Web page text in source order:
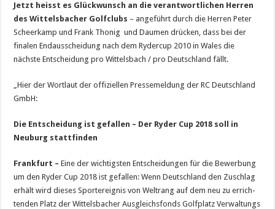
Jetzt heisst es Glückwunsch an die verantwortlichen Herren
des Wittelsbacher Golfclubs – angeführt durch die Herren Peter
Scheerkamp und Frank Thonig und Daumen drücken, dass bei der
finalen Endausscheidung nach dem Rydercup 2010 in Wales die
nächste Entscheidung pro Wittelsbach / pro Deutschland fällt.
„Hier der Wortlaut der offiziellen Pressemeldung der RC Deutschland
GmbH:
Die Entscheidung ist gefallen – Der Ryder Cup 2018 soll in
Neuburg stattfinden
Frankfurt –Eine der wichtigsten Entscheidungen für die Bewerbung
um den Ryder Cup 2018 ist gefallen: Wenn Deutschland den Zuschlag
erhält wird dieses Sportereignis von Weltrang auf dem neu zu errich­
tenden Platz der Wittelsbacher Ausgleichsfonds Golfplatz Verwaltungs